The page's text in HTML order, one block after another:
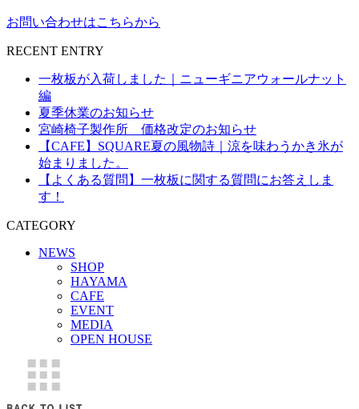
お問い合わせはこちらから
RECENT ENTRY
一枚板が入荷しました｜ニューギニアウォールナット
編
夏季休業のお知らせ
宮崎椅子製作所 価格改定のお知らせ
【CAFE】SQUARE夏の風物詩｜涼を味わうかき氷が
始まりました。
【よくある質問】一枚板に関する質問にお答えしま
す！
CATEGORY
NEWS
SHOP
HAYAMA
CAFE
EVENT
MEDIA
OPEN HOUSE